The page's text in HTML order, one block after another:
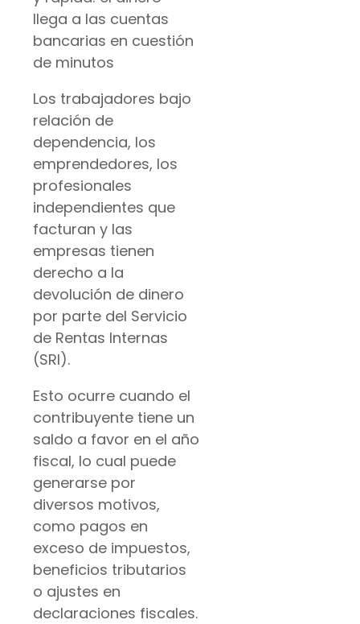
llega a las cuentas
bancarias en cuestión
de minutos
Los trabajadores bajo
relación de
dependencia, los
emprendedores, los
profesionales
independientes que
facturan y las
empresas tienen
derecho a la
devolución de dinero
por parte del Servicio
de Rentas Internas
(SRI).
Esto ocurre cuando el
contribuyente tiene un
saldo a favor en el año
fiscal, lo cual puede
generarse por
diversos motivos,
como pagos en
exceso de impuestos,
beneficios tributarios
o ajustes en
declaraciones fiscales.